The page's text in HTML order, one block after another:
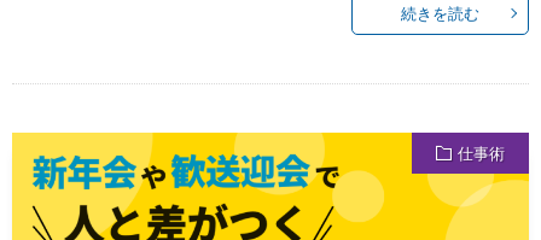
続きを読む
仕事術